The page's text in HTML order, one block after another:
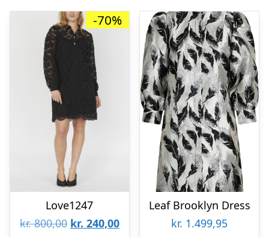
-70%
Love1247
kr.800,00 Den
kr. 240,00Den
Leaf Brooklyn Dress
kr. 1.499,95